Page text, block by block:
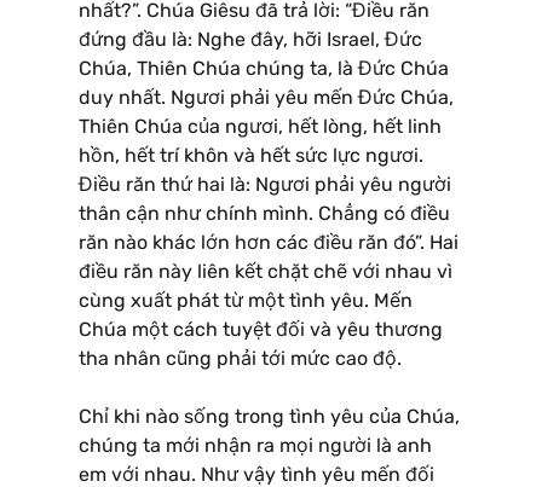
nhất?”. Chúa Giêsu đã trả lời: “Điều răn
đứng đầu là: Nghe đây, hỡi Israel, Đức
Chúa, Thiên Chúa chúng ta, là Đức Chúa
duy nhất. Ngươi phải yêu mến Đức Chúa,
Thiên Chúa của ngươi, hết lòng, hết linh
hồn, hết trí khôn và hết sức lực ngươi.
Điều răn thứ hai là: Ngươi phải yêu người
thân cận như chính mình. Chẳng có điều
răn nào khác lớn hơn các điều răn đó”. Hai
điều răn này liên kết chặt chẽ với nhau vì
cùng xuất phát từ một tình yêu. Mến
Chúa một cách tuyệt đối và yêu thương
tha nhân cũng phải tới mức cao độ.
Chỉ khi nào sống trong tình yêu của Chúa,
chúng ta mới nhận ra mọi người là anh
em với nhau. Như vậy tình yêu mến đối